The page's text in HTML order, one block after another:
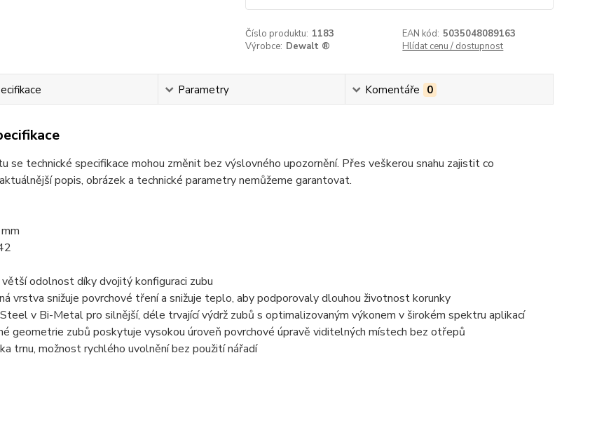
Číslo produktu: 1183 EAN kód: 5035048089163
Výrobce: Dewalt ® Hlídat cenu / dostupnost
Parametry Komentáře 0
se technické specifikace mohou změnit bez výslovného upozornění. Přes veškerou snahu zajistit co
popis, obrázek a technické parametry nemůžeme garantovat.
větší odolnost díky dvojitý konfiguraci zubu
vrstva snižuje povrchové tření a snižuje teplo, aby podporovaly dlouhou životnost korunky
v Bi-Metal pro silnější, déle trvající výdrž zubů s optimalizovaným výkonem v širokém spektru aplikací
geometrie zubů poskytuje vysokou úroveň povrchové úpravě viditelných místech bez otřepů
trnu, možnost rychlého uvolnění bez použití nářadí